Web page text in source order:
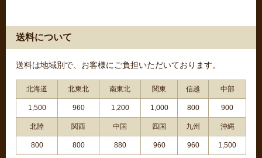
送料について
送料は地域別で、お客様にご負担いただいております。
北海道 北東北 南東北 関東 信越 中部
1,500 960 1,200 1,000 800 900
北陸 関西 中国 四国 九州 沖縄
800 800 880 960 960 1,500